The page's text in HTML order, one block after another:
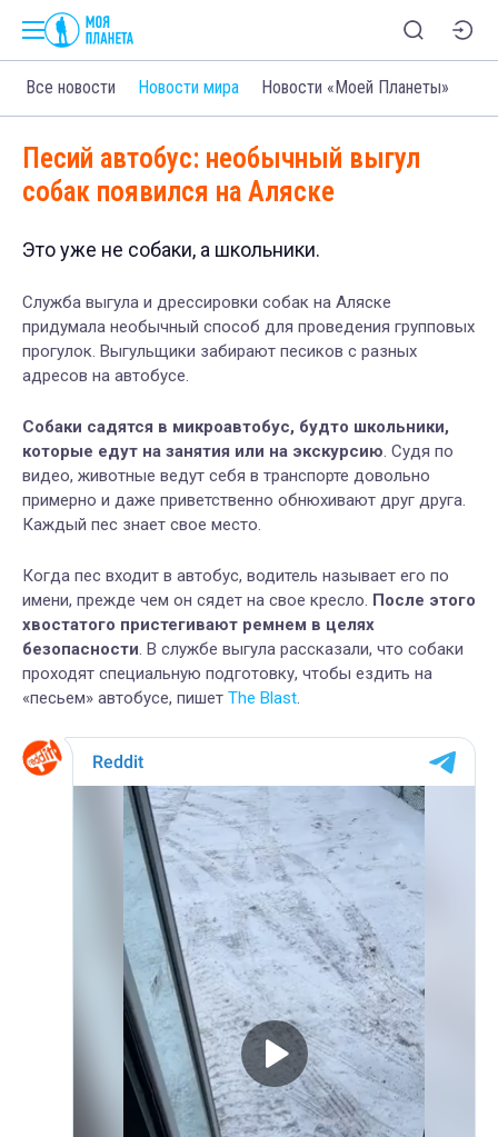
Все новости Новости мира Новости «Моей Планеты»
Песий автобус: необычный выгул
собак появился на Аляске
Это уже не собаки, а школьники.
Служба выгула и дрессировки собак на Аляске
придумала необычный способ для проведения групповых
прогулок. Выгульщики забирают песиков с разных
адресов на автобусе.
Собаки садятся в микроавтобус, будто школьники,
которые едут на занятия или на экскурсию. Судя по
видео, животные ведут себя в транспорте довольно
примерно и даже приветственно обнюхивают друг друга.
Каждый пес знает свое место.
Когда пес входит в автобус, водитель называет его по
имени, прежде чем он сядет на свое кресло. После этого
хвостатого пристегивают ремнем в целях
безопасности. В службе выгула рассказали, что собаки
проходят специальную подготовку, чтобы ездить на
«песьем» автобусе, пишет The Blast.